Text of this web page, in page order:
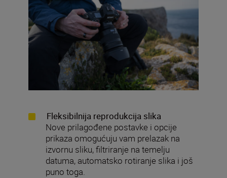
Fleksibilnija reprodukcija slika
Nove prilagođene postavke i opcije
prikaza omogućuju vam prelazak na
izvornu sliku, filtriranje na temelju
datuma, automatsko rotiranje slika i još
puno toga.